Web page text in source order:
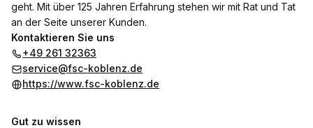
geht. Mit über 125 Jahren Erfahrung stehen wir mit Rat und Tat
an der Seite unserer Kunden.
Kontaktieren Sie uns
+49 261 32363
service@fsc-koblenz.de
https://www.fsc-koblenz.de
Gut zu wissen